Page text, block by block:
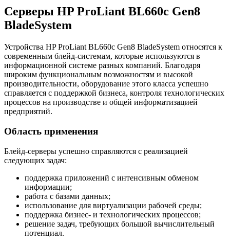
Серверы HP ProLiant BL660c Gen8
BladeSystem
Устройства HP ProLiant BL660c Gen8 BladeSystem относятся к
современным блейд-системам, которые используются в
информационной системе разных компаний. Благодаря
широким функциональным возможностям и высокой
производительности, оборудование этого класса успешно
справляется с поддержкой бизнеса, контроля технологических
процессов на производстве и общей информатизацией
предприятий.
Область применения
Блейд-серверы успешно справляются с реализацией
следующих задач:
поддержка приложений с интенсивным обменом
информации;
работа с базами данных;
использование для виртуализации рабочей среды;
поддержка бизнес- и технологических процессов;
решение задач, требующих большой вычислительный
потенциал.